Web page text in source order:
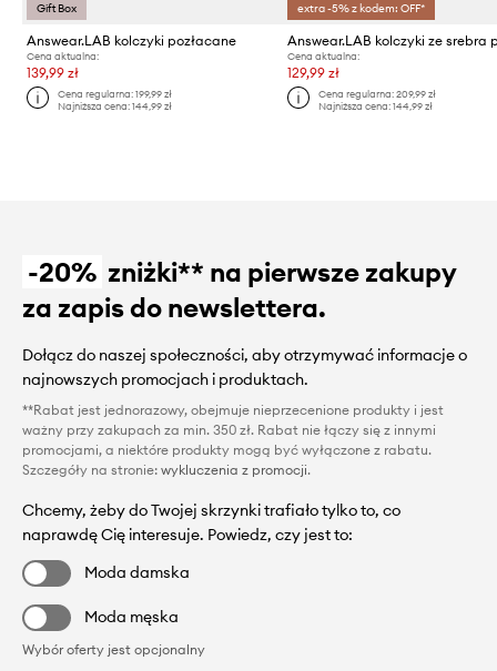
Gift Box
Answear.LAB kolczyki pozłacane
Cena aktualna:
139,99 zł
Cena regularna:199,99 zł
Najniższa cena:144,99 zł
extra -5% z kodem: OFF*
Cena aktualna:
129,99 zł
Cena regularna: 209,99 zł
Najniższa cena: 144,99 zł
-20% zniżki** na pierwsze zakupy
za zapis do newslettera.
Dołącz do naszej społeczności, aby otrzymywać informacje o
najnowszych promocjach i produktach.
**Rabat jest jednorazowy, obejmuje nieprzecenione produkty i jest
ważny przy zakupach za min. 350 zł. Rabat nie łączy się z innymi
promocjami, a niektóre produkty mogą być wyłączone z rabatu.
Szczegóły na stronie: wykluczenia z promocji.
Chcemy, żeby do Twojej skrzynki trafiało tylko to, co
naprawdę Cię interesuje. Powiedz, czy jest to:
Moda damska
Moda męska
Wybór oferty jest opcjonalny